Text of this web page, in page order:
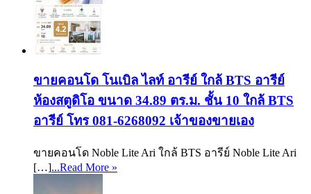
ขายคอนโด โนเบิล ไลท์ อารีย์ ใกล้ BTS อารีย์
ห้องสตูดิโอ ขนาด 34.89 ตร.ม. ชั้น 10 ใกล้ BTS
อารีย์ โทร 081-6268092 เจ้าของขายเอง
ขายคอนโด Noble Lite Ari ใกล้ BTS อารีย์ Noble Lite Ari
[…]...Read More »